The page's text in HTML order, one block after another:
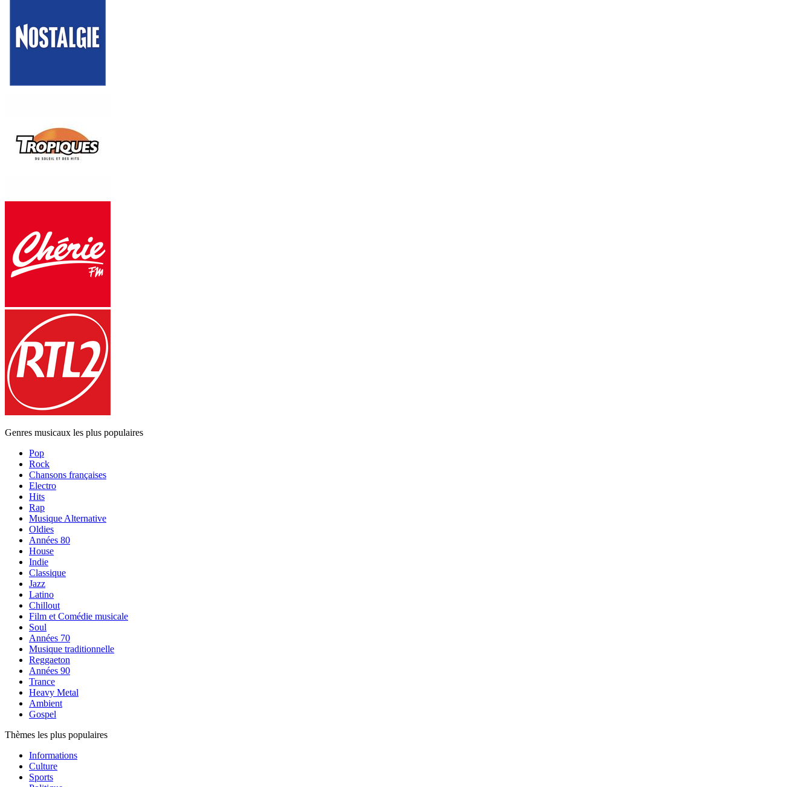
Genres musicaux les plus populaires
Pop
Rock
Chansons françaises
Electro
Hits
Rap
Musique Alternative
Oldies
Années 80
House
Indie
Classique
Jazz
Latino
Chillout
Film et Comédie musicale
Soul
Années 70
Musique traditionnelle
Reggaeton
Années 90
Trance
Heavy Metal
Ambient
Gospel
Thèmes les plus populaires
Informations
Culture
Sports